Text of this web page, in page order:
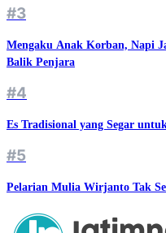
#3
Mengaku Anak Korban, Napi
Balik Penjara
#4
Es Tradisional yang Segar
#5
Pelarian Mulia Wirjanto Tak